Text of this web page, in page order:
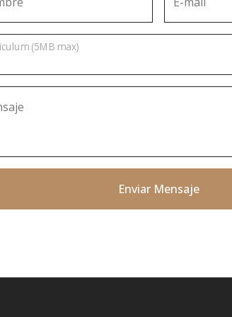
(5MB max)
Enviar Mensaje